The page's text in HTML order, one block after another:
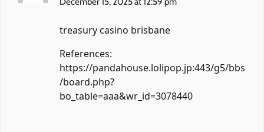
treasury casino brisbane
References:
https://pandahouse.lolipop.jp:443/g5/bbs
/board.php?
bo_table=aaa&wr_id=3078440